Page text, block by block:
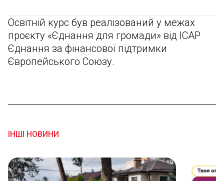
Освітній курс був реалізований у межах
проєкту «Єднання для громади» від ІСАР
Єднання за фінансової підтримки
Європейського Союзу.
ІНШІ НОВИНИ